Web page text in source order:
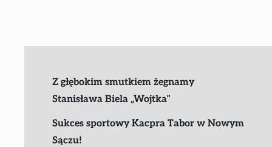
Z głębokim smutkiem żegnamy
Stanisława Biela „Wojtka”
Sukces sportowy Kacpra Tabor w Nowym
Sączu!